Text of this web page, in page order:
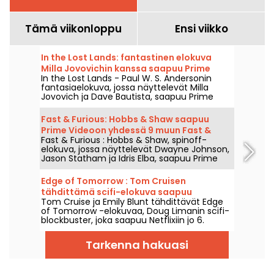
Tämä viikonloppu Ensi viikko
In the Lost Lands: fantastinen elokuva
Milla Jovovichin kanssa saapuu Prime
Videoon
In the Lost Lands - Paul W. S. Andersonin
fantasiaelokuva, jossa näyttelevät Milla
Jovovich ja Dave Bautista, saapuu Prime
Videoon 7. elokuuta 2026.
Fast & Furious: Hobbs & Shaw saapuu
Prime Videoon yhdessä 9 muun Fast &
Furious -elokuvan kanssa
Fast & Furious : Hobbs & Shaw, spinoff-
elokuva, jossa näyttelevät Dwayne Johnson,
Jason Statham ja Idris Elba, saapuu Prime
Videoon 1. elokuuta 2026.
Edge of Tomorrow : Tom Cruisen
tähdittämä scifi-elokuva saapuu
Netflixiin
Tom Cruise ja Emily Blunt tähdittävät Edge
of Tomorrow -elokuvaa, Doug Limanin scifi-
blockbuster, joka saapuu Netflixiin jo 6.
elokuuta 2026.
Tarkenna hakuasi